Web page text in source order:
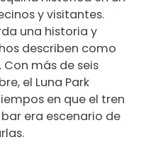
y visitantes.
una historia y
describen como
Con más de seis
el Luna Park
en que el tren
era escenario de